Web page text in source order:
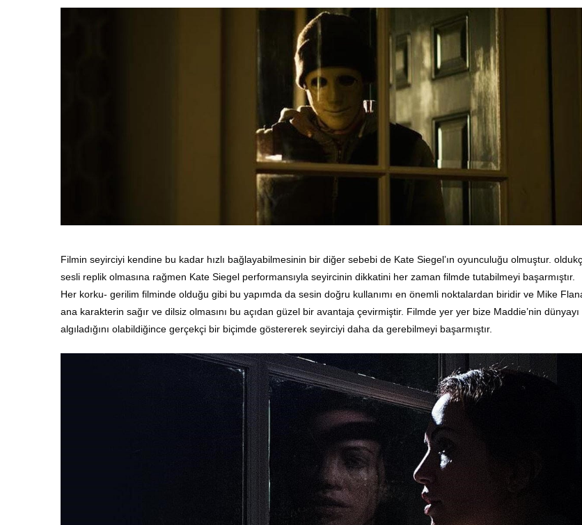
Filmin seyirciyi kendine bu kadar hızlı bağlayabilmesinin bir diğer sebebi de Kate Siegel’ın oyunculuğu olmuştur.
sesli replik olmasına rağmen Kate Siegel performansıyla seyircinin dikkatini her zaman filmde tutabilmeyi başarmıştır.
Her korku- gerilim filminde olduğu gibi bu yapımda da sesin doğru kullanımı en önemli noktalardan biridir ve Mike
ana karakterin sağır ve dilsiz olmasını bu açıdan güzel bir avantaja çevirmiştir. Filmde yer yer bize Maddie’nin dünyayı
algıladığını olabildiğince gerçekçi bir biçimde göstererek seyirciyi daha da gerebilmeyi başarmıştır.